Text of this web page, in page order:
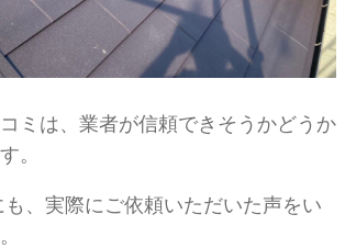
ミは、業者が信頼できそうかどうか
。
も、実際にご依頼いただいた声をい